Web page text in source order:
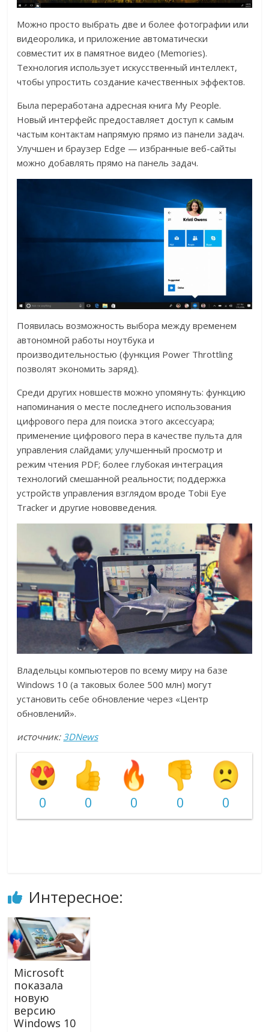
Можно просто выбрать две и более фотографии или
видеоролика, и приложение автоматически
совместит их в памятное видео (Memories).
Технология использует искусственный интеллект,
чтобы упростить создание качественных эффектов.
Была переработана адресная книга My People.
Новый интерфейс предоставляет доступ к самым
частым контактам напрямую прямо из панели задач.
Улучшен и браузер Edge — избранные веб-сайты
можно добавлять прямо на панель задач.
Появилась возможность выбора между временем
автономной работы ноутбука и
производительностью (функция Power Throttling
позволят экономить заряд).
Среди других новшеств можно упомянуть: функцию
напоминания о месте последнего использования
цифрового пера для поиска этого аксессуара;
применение цифрового пера в качестве пульта для
управления слайдами; улучшенный просмотр и
режим чтения PDF; более глубокая интеграция
технологий смешанной реальности; поддержка
устройств управления взглядом вроде Tobii Eye
Tracker и другие нововведения.
Владельцы компьютеров по всему миру на базе
Windows 10 (а таковых более 500 млн) могут
установить себе обновление через «Центр
обновлений».
источник: 3DNews
0 0 0 0 0
Интересное:
Miсrosoft
показала
новую
версию
Windows 10